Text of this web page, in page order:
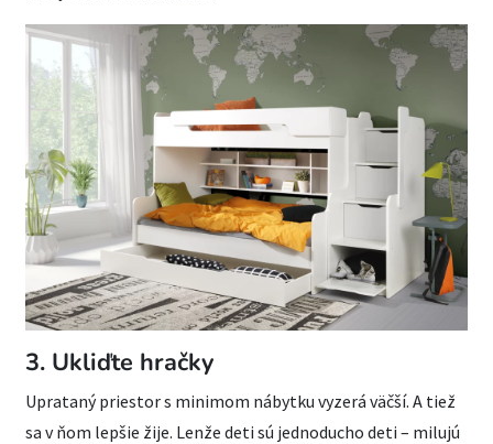
3. Ukliďte hračky
Uprataný priestor s minimom nábytku vyzerá väčší. A tiež
sa v ňom lepšie žije. Lenže deti sú jednoducho deti – milujú